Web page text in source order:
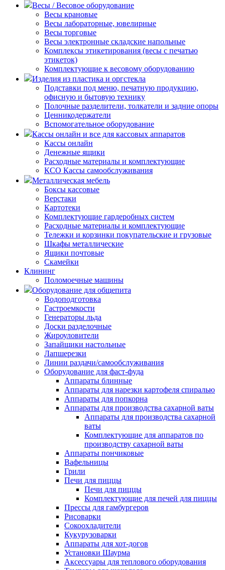
Весы / Весовое оборудование
Весы крановые
Весы лабораторные, ювелирные
Весы торговые
Весы электронные складские напольные
Комплексы этикетирования (весы с печатью
этикеток)
Комплектующие к весовому оборудованию
Изделия из пластика и оргстекла
Подставки под меню, печатную продукцию,
офисную и бытовую технику
Полочные разделители, толкатели и задние опоры
Ценникодержатели
Вспомогательное оборудование
Кассы онлайн и все для кассовых аппаратов
Кассы онлайн
Денежные ящики
Расходные материалы и комплектующие
КСО Кассы самообслуживания
Металлическая мебель
Боксы кассовые
Верстаки
Картотеки
Комплектующие гардеробных систем
Расходные материалы и комплектующие
Тележки и корзинки покупательские и грузовые
Шкафы металлические
Ящики почтовые
Скамейки
Клининг
Поломоечные машины
Оборудование для общепита
Водоподготовка
Гастроемкости
Генераторы льда
Доски разделочные
Жироуловители
Запайщики настольные
Лапшерезки
Линии раздачи/самообслуживания
Оборудование для фаст-фуда
Аппараты блинные
Аппараты для нарезки картофеля спиралью
Аппараты для попкорна
Аппараты для производства сахарной ваты
Аппараты для производства сахарной
ваты
Комплектующие для аппаратов по
производству сахарной ваты
Аппараты пончиковые
Вафельницы
Грили
Печи для пиццы
Печи для пиццы
Комплектующие для печей для пиццы
Прессы для гамбургеров
Рисоварки
Сокоохладители
Кукурузоварки
Аппараты для хот-догов
Установки Шаурма
Аксессуары для теплового оборудования